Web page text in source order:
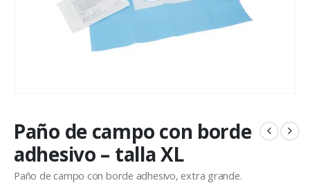
Paño de campo con borde
adhesivo – talla XL
Paño de campo con borde adhesivo, extra grande.